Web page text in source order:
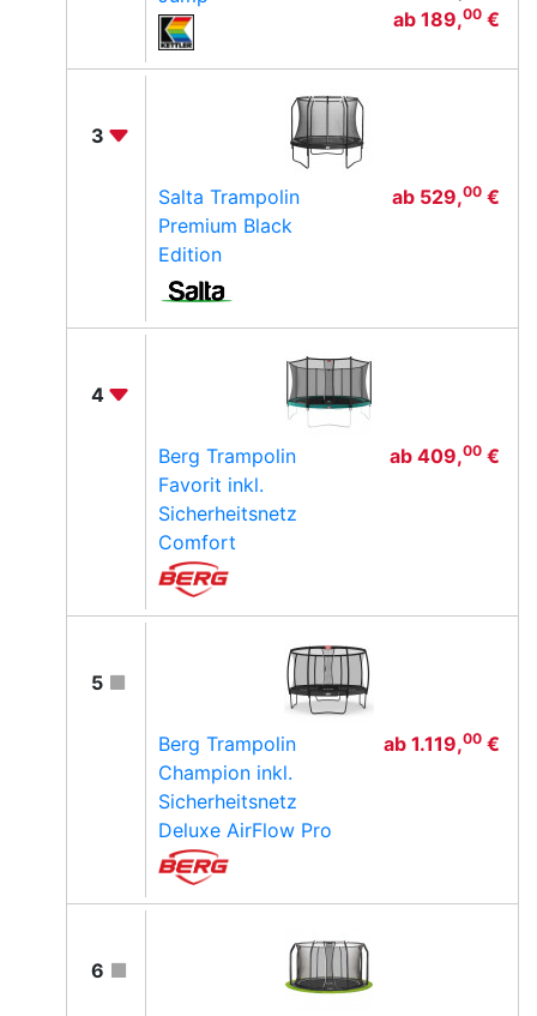
ab 189,00 €
3
Salta Trampolin
Premium Black
Edition
ab 529,00 €
4
Berg Trampolin
Favorit inkl.
Sicherheitsnetz
Comfort
ab 409,00 €
5
Berg Trampolin
Champion inkl.
Sicherheitsnetz
Deluxe AirFlow Pro
ab 1.119,00 €
6